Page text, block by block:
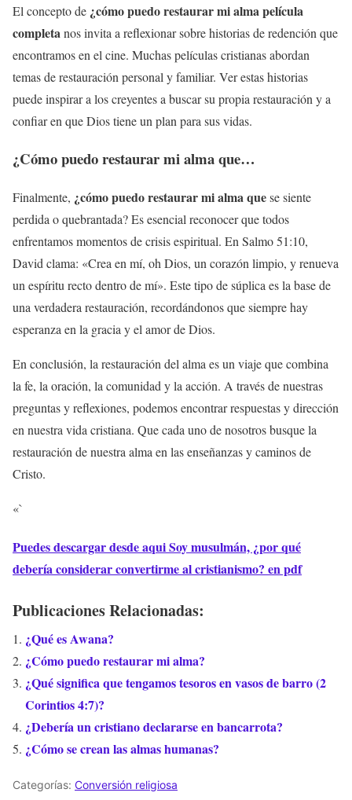
El concepto de ¿cómo puedo restaurar mi alma película
completa nos invita a reflexionar sobre historias de redención que
encontramos en el cine. Muchas películas cristianas abordan
temas de restauración personal y familiar. Ver estas historias
puede inspirar a los creyentes a buscar su propia restauración y a
confiar en que Dios tiene un plan para sus vidas.
¿Cómo puedo restaurar mi alma que…
Finalmente, ¿cómo puedo restaurar mi alma quese siente
perdida o quebrantada? Es esencial reconocer que todos
enfrentamos momentos de crisis espiritual. En Salmo 51:10,
David clama: «Crea en mí, oh Dios, un corazón limpio, y renueva
un espíritu recto dentro de mí». Este tipo de súplica es la base de
una verdadera restauración, recordándonos que siempre hay
esperanza en la gracia y el amor de Dios.
En conclusión, la restauración del alma es un viaje que combina
la fe, la oración, la comunidad y la acción. A través de nuestras
preguntas y reflexiones, podemos encontrar respuestas y dirección
en nuestra vida cristiana. Que cada uno de nosotros busque la
restauración de nuestra alma en las enseñanzas y caminos de
Cristo.
«`
Puedes descargar desde aqui Soy musulmán, ¿por qué
debería considerar convertirme al cristianismo? en pdf
Publicaciones Relacionadas:
¿Qué es Awana?
¿Cómo puedo restaurar mi alma?
¿Qué significa que tengamos tesoros en vasos de barro (2
Corintios 4:7)?
¿Debería un cristiano declararse en bancarrota?
¿Cómo se crean las almas humanas?
Categorías: Conversión religiosa